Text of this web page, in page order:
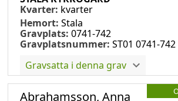
Kvarter: kvarter
Hemort: Stala
Gravplats: 0741-742
Gravplatsnummer: ST01 0741-742
Gravsatta i denna grav
Abrahamsson, Anna